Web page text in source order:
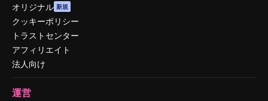
オリジナル 新規
クッキーポリシー
トラストセンター
アフィリエイト
法人向け
運営